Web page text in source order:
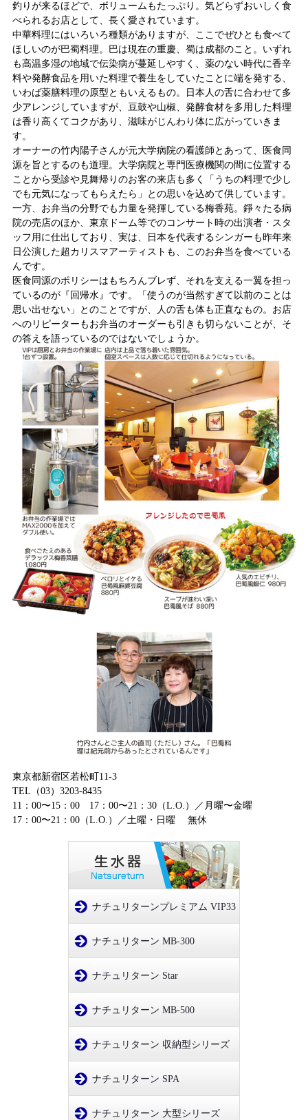
釣りが来るほどで、ボリュームもたっぷり。気どらずおいしく食
べられるお店として、長く愛されています。
中華料理にはいろいろ種類がありますが、ここでぜひとも食べて
ほしいのが巴蜀料理。巴は現在の重慶、蜀は成都のこと。いずれ
も高温多湿の地域で伝染病が蔓延しやすく、薬のない時代に香辛
料や発酵食品を用いた料理で養生をしていたことに端を発する、
いわば薬膳料理の原型ともいえるもの。日本人の舌に合わせて多
少アレンジしていますが、豆鼓や山椒、発酵食材を多用した料理
は香り高くてコクがあり、滋味がじんわり体に広がっていきま
す。
オーナーの竹内陽子さんが元大学病院の看護師とあって、医食同
源を旨とするのも道理。大学病院と専門医療機関の間に位置する
ことから受診や見舞帰りのお客の来店も多く「うちの料理で少し
でも元気になってもらえたら」との思いを込めて供しています。
一方、お弁当の分野でも力量を発揮している梅香苑。錚々たる病
院の売店のほか、東京ドーム等でのコンサート時の出演者・スタ
ッフ用に仕出しており、実は、日本を代表するシンガーも昨年来
日公演した超カリスマアーティストも、このお弁当を食べている
んです。
医食同源のポリシーはもちろんブレず、それを支える一翼を担っ
ているのが『回帰水』です。「使うのが当然すぎて以前のことは
思い出せない」とのことですが、人の舌も体も正直なもの。お店
へのリピーターもお弁当のオーダーも引きも切らないことが、そ
の答えを語っているのではないでしょうか。
東京都新宿区若松町11-3
TEL（03）3203-8435
11：00〜15：00 17：00〜21：30（L.O.）／月曜〜金曜
17：00〜21：00（L.O.）／土曜・日曜 無休
ナチュリターンプレミアム VIP33
ナチュリターン MB-300
ナチュリターン Star
ナチュリターン MB-500
ナチュリターン 収納型シリーズ
ナチュリターン SPA
ナチュリターン 大型シリーズ